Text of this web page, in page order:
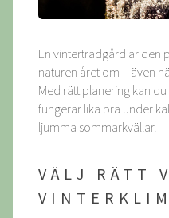
En vinterträdgård är den
naturen året om – även
Med rätt planering kan
fungerar lika bra under
ljumma sommarkvällar.
VÄLJ RÄTT